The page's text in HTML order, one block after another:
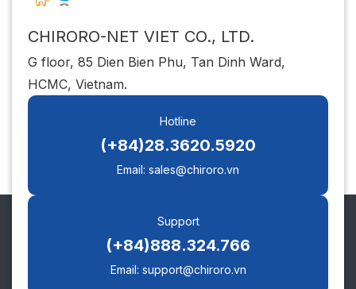
CHIRORO-NET VIET CO., LTD.
G floor, 85 Dien Bien Phu, Tan Dinh Ward,
HCMC, Vietnam.
Hotline
(+84)28.3620.5920
Email: sales@chiroro.vn
Support
(+84)888.324.766
Email: support@chiroro.vn